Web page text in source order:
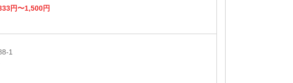
円〜1,500円
1